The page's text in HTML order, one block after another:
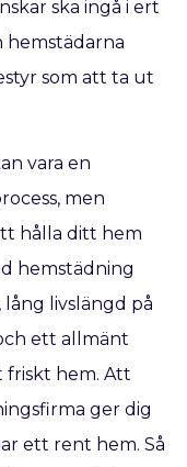
ska ingå i ert
hemstädarna
som att ta ut
vara en
men
hålla ditt hem
hemstädning
livslängd på
ett allmänt
friskt hem. Att
ger dig
ett rent hem. Så